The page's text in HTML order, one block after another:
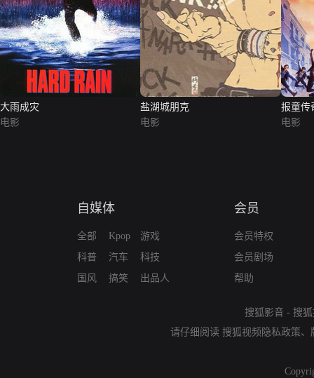
大雨成灾
电影
盐湖城朋克
电影
报童传
电影
自媒体
全部
科普
国风
Kpop
汽车
搞笑
游戏
科技
出品人
会员
会员特权
会员剧场
帮助
搜狐影音 - 搜
请仔细阅读 搜狐视频隐私政策、